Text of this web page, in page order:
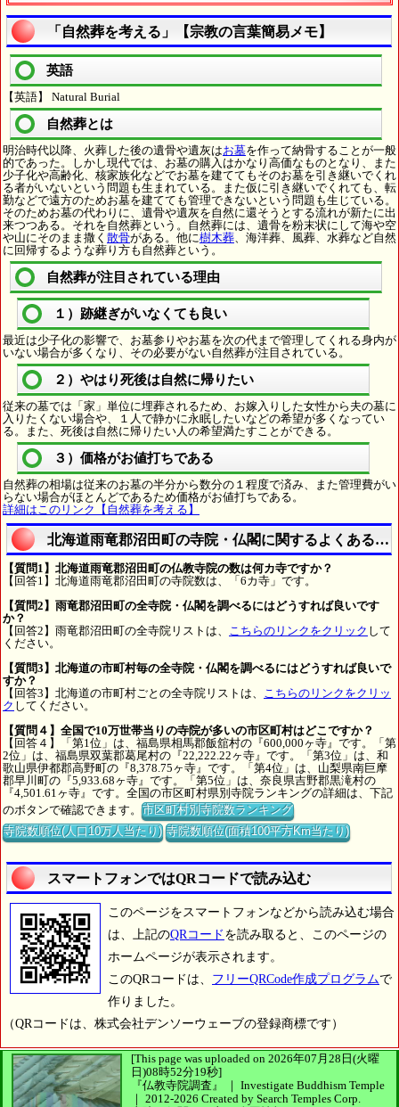
「自然葬を考える」【宗教の言葉簡易メモ】
英語
【英語】 Natural Burial
自然葬とは
明治時代以降、火葬した後の遺骨や遺灰はお墓を作って納骨することが一般
的であった。しかし現代では、お墓の購入はかなり高価なものとなり、また
少子化や高齢化、核家族化などでお墓を建ててもそのお墓を引き継いでくれ
る者がいないという問題も生まれている。また仮に引き継いでくれても、転
勤などで遠方のためお墓を建てても管理できないという問題も生じている。
そのためお墓の代わりに、遺骨や遺灰を自然に還そうとする流れが新たに出
来つつある。それを自然葬という。自然葬には、遺骨を粉末状にして海や空
や山にそのまま撒く 散骨がある。他に樹木葬、海洋葬、風葬、水葬など自然
に回帰するような葬り方も自然葬という。
自然葬が注目されている理由
１）跡継ぎがいなくても良い
最近は少子化の影響で、お墓参りやお墓を次の代まで管理してくれる身内が
いない場合が多くなり、その必要がない自然葬が注目されている。
２）やはり死後は自然に帰りたい
従来の墓では「家」単位に埋葬されるため、お嫁入りした女性から夫の墓に
入りたくない場合や、１人で静かに永眠したいなどの希望が多くなってい
る。また、死後は自然に帰りたい人の希望満たすことができる。
３）価格がお値打ちである
自然葬の相場は従来のお墓の半分から数分の１程度で済み、また管理費がい
らない場合がほとんどであるため価格がお値打ちである。
詳細はこのリンク【自然葬を考える】
北海道雨竜郡沼田町の寺院・仏閣に関するよくある質
【質問1】北海道雨竜郡沼田町の仏教寺院の数は何カ寺ですか？
【回答1】北海道雨竜郡沼田町の寺院数は、「6カ寺」です。
【質問2】雨竜郡沼田町の全寺院・仏閣を調べるにはどうすれば良いです
か？
【回答2】雨竜郡沼田町の全寺院リストは、 こちらのリンクをクリック して
ください。
【質問3】北海道の市町村毎の全寺院・仏閣を調べるにはどうすれば良いで
すか？
【回答3】北海道の市町村ごとの全寺院リストは、 こちらのリンクをクリッ
ク してください。
【質問４】全国で10万世帯当りの寺院が多いの市区町村はどこですか？
【回答４】「第1位」は、福島県相馬郡飯舘村の『600,000ヶ寺』です。「第
2位」は、福島県双葉郡葛尾村の『22,222.22ヶ寺』です。「第3位」は、和
歌山県伊都郡高野町の『8,378.75ヶ寺』です。「第4位」は、山梨県南巨摩
郡早川町の『5,933.68ヶ寺』です。「第5位」は、奈良県吉野郡黒滝村の
『4,501.61ヶ寺』です。全国の市区町村県別寺院ランキングの詳細は、下記
のボタンで確認できます。市区町村別寺院数ランキング
寺院数順位(人口10万人当たり) 寺院数順位(面積100平方Km当たり)
スマートフォンではQRコードで読み込む
このページをスマートフォンなどから読み込む場合
は、上記のQRコード を読み取ると、このページの
ホームページが表示されます。
このQRコードは、 フリーQRCode作成プログラムで
作りました。
（QRコードは、株式会社デンソーウェーブの登録商標です）
[This page was uploaded on 2026年07月28日(火曜
日)08時52分19秒]
『仏教寺院調査』 ｜ Investigate Buddhism Temple
｜ 2012-2026 Created by Search Temples Corp.